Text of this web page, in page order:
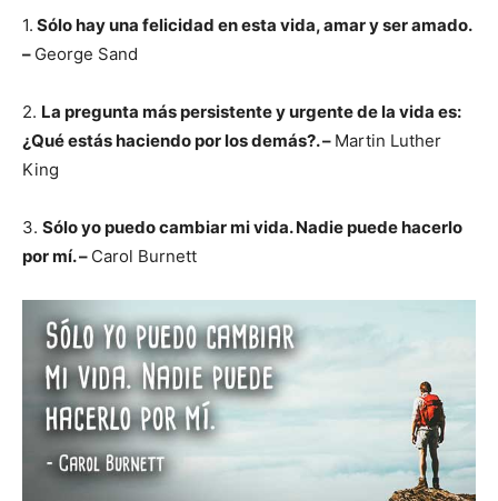
1. Sólo hay una felicidad en esta vida, amar y ser amado.
– George Sand
2. La pregunta más persistente y urgente de la vida es:
¿Qué estás haciendo por los demás?. – Martin Luther
King
3. Sólo yo puedo cambiar mi vida. Nadie puede hacerlo
por mí. – Carol Burnett